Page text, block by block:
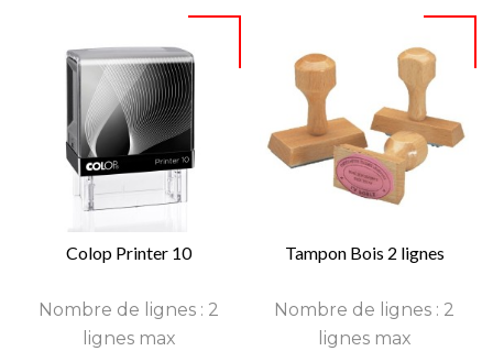
Colop Printer 10
Nombre de lignes : 2
lignes max
Tampon Bois 2 lignes
Nombre de lignes : 2
lignes max